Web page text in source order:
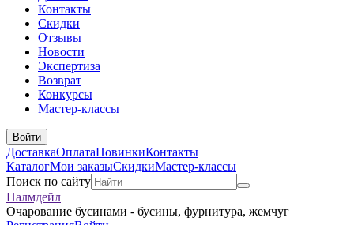
Контакты
Скидки
Отзывы
Новости
Экспертиза
Возврат
Конкурсы
Мастер-классы
Войти
ДоставкаОплатаНовинкиКонтакты
КаталогМои заказыСкидкиМастер-классы
Поиск по сайту
Палмдейл
Очарование бусинами - бусины, фурнитура, жемчуг